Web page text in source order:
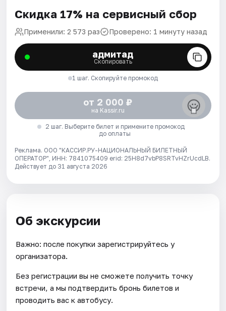
Скидка 17% на сервисный сбор
Применили: 2 573 раз Проверено: 1 минуту назад
адмитад
Скопировать
1 шаг. Скопируйте промокод
от 2 000 ₽
на Kassir.ru
2 шаг. Выберите билет и примените промокод
до оплаты
Реклама. ООО "КАССИР.РУ-НАЦИОНАЛЬНЫЙ БИЛЕТНЫЙ
ОПЕРАТОР", ИНН: 7841075409 erid: 25H8d7vbP8SRTvHZrUcdLB.
Действует до 31 августа 2026
Об экскурсии
Важно: после покупки зарегистрируйтесь у
организатора.
Без регистрации вы не сможете получить точку
встречи, а мы подтвердить бронь билетов и
проводить вас к автобусу.